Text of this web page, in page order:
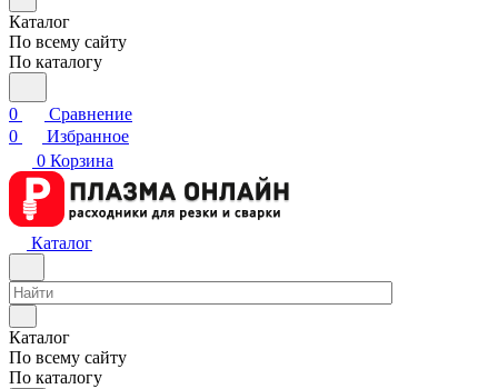
Каталог
По всему сайту
По каталогу
0
Сравнение
0
Избранное
0 Корзина
Каталог
Каталог
По всему сайту
По каталогу